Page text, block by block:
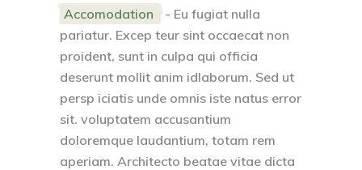
Accomodation - Eu fugiat nulla
pariatur. Excep teur sint occaecat non
proident, sunt in culpa qui officia
deserunt mollit anim idlaborum. Sed ut
persp iciatis unde omnis iste natus error
sit. voluptatem accusantium
doloremque laudantium, totam rem
aperiam. Architecto beatae vitae dicta